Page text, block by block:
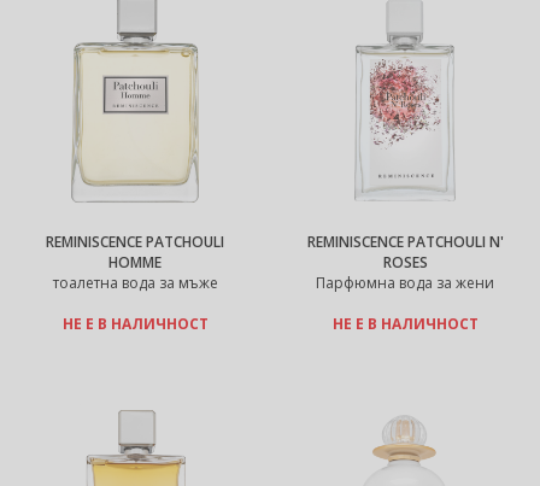
REMINISCENCE PATCHOULI
HOMME
тоалетна вода за мъже
НЕ Е В НАЛИЧНОСТ
REMINISCENCE PATCHOULI N'
ROSES
Парфюмна вода за жени
НЕ Е В НАЛИЧНОСТ